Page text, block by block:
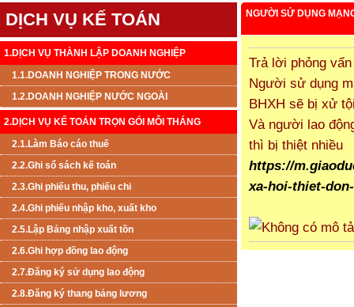
DỊCH VỤ KẾ TOÁN
1.DỊCH VỤ THÀNH LẬP DOANH NGHIỆP
1.1.DOANH NGHIỆP TRONG NƯỚC
1.2.DOANH NGHIỆP NƯỚC NGOÀI
2.DỊCH VỤ KẾ TOÁN TRỌN GÓI MỖI THÁNG
2.1.Làm Báo cáo thuế
2.2.Ghi sổ sách kế toán
2.3.Ghi phiếu thu, phiếu chi
2.4.Ghi phiếu nhập kho, xuất kho
2.5.Lập Bảng nhập xuất tồn
2.6.Ghi hợp đồng lao động
2.7.Đăng ký sử dụng lao động
2.8.Đăng ký thang bảng lương
NGƯỜI SỬ DỤNG
Trả lời phỏng
Người sử dụng
BHXH sẽ bị xử
Và người lao
thì bị thiệt nhiều
https://
xa-hoi-thiet-